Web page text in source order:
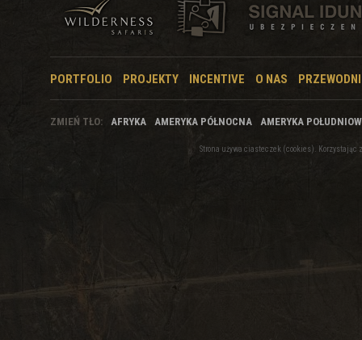
PORTFOLIO PROJEKTY INCENTIVE O NAS
ZMIEŃ TŁO: AFRYKA AMERYKA PÓŁNOCNA AMERYKA
Strona używa ciasteczek (cookies).